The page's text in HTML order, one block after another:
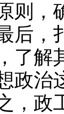
则，
后，
了解
政治
政工